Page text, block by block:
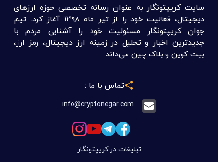
سایت کریپتونگار به عنوان رسانه تخصصی حوزه ارزهای
دیجیتال، فعالیت خود را از تیر ماه ۱۳۹۸ آغاز کرد. تیم
جوان کریپتونگار مسئولیت خود را آشنایی مردم با
جدیدترین اخبار و تحلیل در زمینه ارز دیجیتال، رمز ارز،
بیت کوین و بلاک چین می‌داند.
تماس با ما :
info@cryptonegar.com
تبلیغات در کریپتونگار